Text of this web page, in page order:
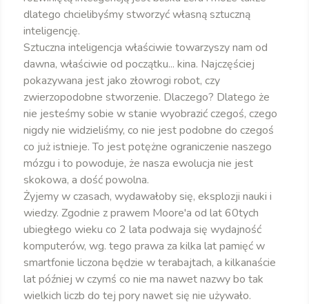
dlatego chcielibyśmy stworzyć własną sztuczną
inteligencję.
Sztuczna inteligencja właściwie towarzyszy nam od
dawna, właściwie od początku... kina. Najczęściej
pokazywana jest jako złowrogi robot, czy
zwierzopodobne stworzenie. Dlaczego? Dlatego że
nie jesteśmy sobie w stanie wyobrazić czegoś, czego
nigdy nie widzieliśmy, co nie jest podobne do czegoś
co już istnieje. To jest potężne ograniczenie naszego
mózgu i to powoduje, że nasza ewolucja nie jest
skokowa, a dość powolna.
Żyjemy w czasach, wydawałoby się, eksplozji nauki i
wiedzy. Zgodnie z prawem Moore'a od lat 60tych
ubiegłego wieku co 2 lata podwaja się wydajność
komputerów, wg. tego prawa za kilka lat pamięć w
smartfonie liczona będzie w terabajtach, a kilkanaście
lat później w czymś co nie ma nawet nazwy bo tak
wielkich liczb do tej pory nawet się nie używało.